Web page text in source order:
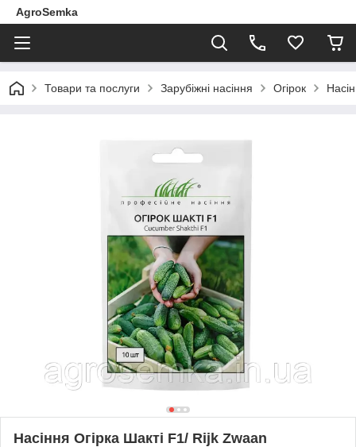
AgroSemka
Товари та послуги Зарубіжні насіння Огірок
Насіння Огірка Шакті F1/ Rijk Zwaan